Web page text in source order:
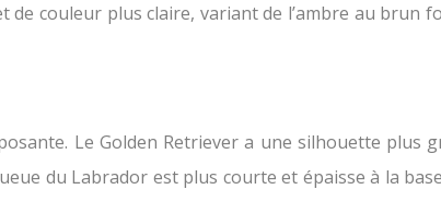
couleur plus claire, variant de l’ambre au brun
Le Golden Retriever a une silhouette plus
du Labrador est plus courte et épaisse à la